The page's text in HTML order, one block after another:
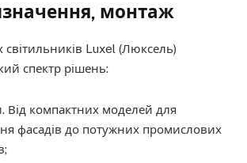
монтаж
світильників Luxel (Люксель)
спектр рішень:
Від компактних моделей для
фасадів до потужних промислових